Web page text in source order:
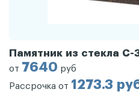
Памятник из стекла С-
от 7640 руб
Рассрочка от 1273.3